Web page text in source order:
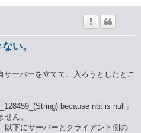
い。
ーバーを立てて、入ろうとしたとこ
because nbt is null」
ん。
以下にサーバーとクライアント側の